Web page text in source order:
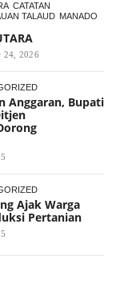
CATATAN
TALAUD MANADO
24, 2026
Anggaran, Bupati
Ajak Warga
Pertanian